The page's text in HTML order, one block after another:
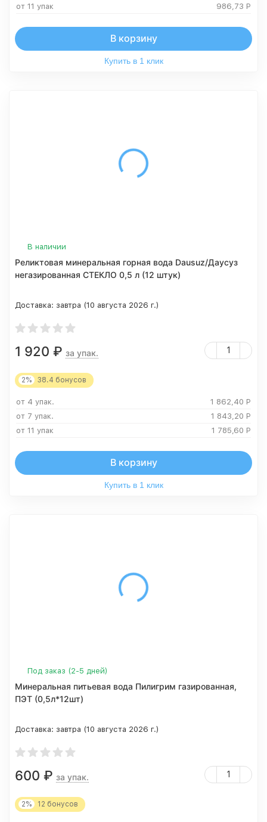
от 11 упак
986,73 Р
В корзину
Купить в 1 клик
В наличии
Реликтовая минеральная горная вода Dausuz/Даусуз
негазированная СТЕКЛО 0,5 л (12 штук)
Доставка: завтра (10 августа 2026 г.)
1 920 ₽ за упак.
2% 38.4 бонусов
от 4 упак. 1 862,40 Р
от 7 упак.
1 843,20 Р
от 11 упак
1 785,60 Р
В корзину
Купить в 1 клик
Под заказ (2-5 дней)
Минеральная питьевая вода Пилигрим газированная,
ПЭТ (0,5л*12шт)
Доставка: завтра (10 августа 2026 г.)
600 ₽ за упак.
2% 12 бонусов